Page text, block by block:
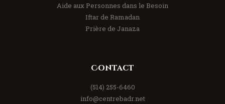
Aide aux Personnes dans le Besoin
Iftar de Ramadan
Prière de Janaza
Contact
(514) 255-6460
info@centrebadr.net